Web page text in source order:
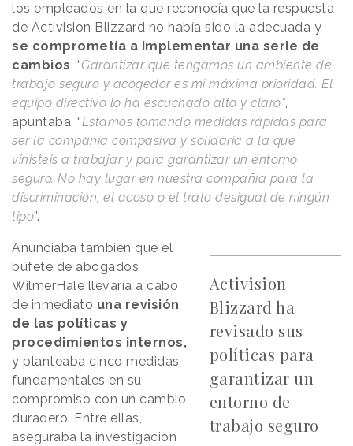
los empleados en la que reconocía que la respuesta
de Activision Blizzard no había sido la adecuada y
se comprometía a implementar una serie de
cambios. “Garantizar que tengamos un ambiente de
trabajo seguro y acogedor es mi máxima prioridad. El
equipo directivo lo ha escuchado alto y claro”,
apuntaba. “Estamos tomando medidas rápidas para
ser la compañía compasiva y solidaria a la que
vinisteis a trabajar y para garantizar un entorno
seguro. No hay lugar en nuestra compañía para la
discriminación, el acoso o el trato desigual de ningún
tipo”.
Activision
Blizzard ha
revisado sus
políticas para
garantizar un
entorno de
trabajo seguro
Anunciaba también que el
bufete de abogados
WilmerHale llevaría a cabo
de inmediato una revisión
de las políticas y
procedimientos internos,
y planteaba cinco medidas
fundamentales en su
compromiso con un cambio
duradero. Entre ellas,
aseguraba la investigación